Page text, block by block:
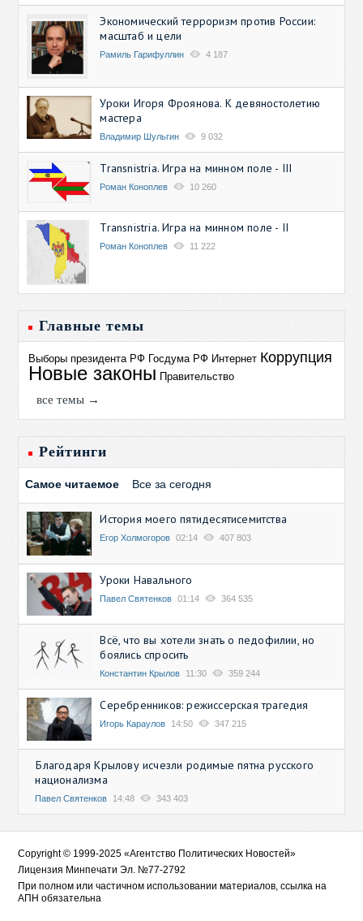
Экономический терроризм против России:
масштаб и цели
Рамиль Гарифуллин 4 187
Уроки Игоря Фроянова. К девяностолетию
мастера
Владимир Шульгин 9 032
Transnistria. Игра на минном поле - III
Роман Коноплев 10 260
Transnistria. Игра на минном поле - II
Роман Коноплев 11 222
Главные темы
Выборы президента РФ Госдума РФ Интернет Коррупция
Новые законы Правительство
все темы →
Рейтинги
Самое читаемое Все за сегодня
История моего пятидесятисемитства
Егор Холмогоров 02:14 407 803
Уроки Навального
Павел Святенков 01:14 364 535
Всё, что вы хотели знать о педофилии, но
боялись спросить
Константин Крылов 11:30 359 244
Серебренников: режиссерская трагедия
Игорь Караулов 14:50 347 215
Благодаря Крылову исчезли родимые пятна русского
национализма
Павел Святенков 14:48 343 403
Copyright © 1999-2025 «Агентство Политических Новостей»
Лицензия Минпечати Эл. №77-2792
При полном или частичном использовании материалов, ссылка на
АПН обязательна